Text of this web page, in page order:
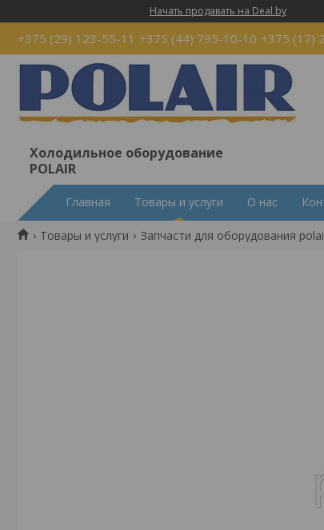
Начать продавать на Deal.by
+375 (29) 123-55-11 +375 (44) 795-10-10 +375 (17)
Холодильное оборудование
POLAIR
Главная Товары и услуги О нас
Товары и услуги Запчасти для оборудования